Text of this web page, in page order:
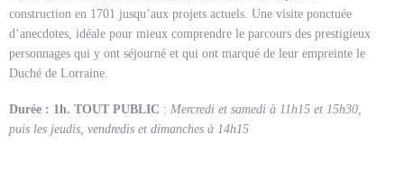
construction en 1701 jusqu’aux projets actuels. Une visite ponctuée
d’anecdotes, idéale pour mieux comprendre le parcours des prestigieux
personnages qui y ont séjourné et qui ont marqué de leur empreinte le
Duché de Lorraine.
Durée : 1h. TOUT PUBLIC : Mercredi et samedi à 11h15 et 15h30,
puis les jeudis, vendredis et dimanches à 14h15